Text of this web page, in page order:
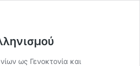
ως Γενοκτονία και